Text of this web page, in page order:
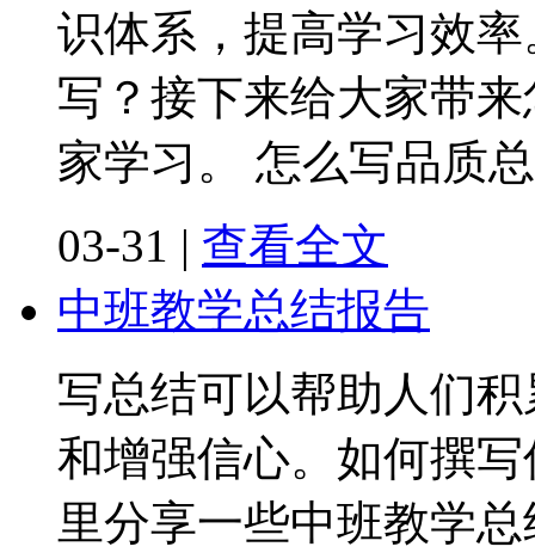
识体系，提高学习效
写？接下来给大家带
家学习。 怎么写品质
03-31 | 查看全文
中班教学总结报告
写总结可以帮助人们
和增强信心。如何撰
里分享一些中班教学